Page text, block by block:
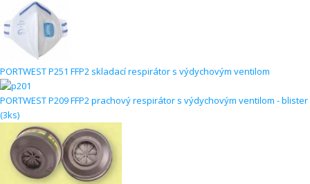
PORTWEST P251 FFP2 skladací respirátor s výdychovým ventilom
PORTWEST P209 FFP2 prachový respirátor s výdychovým ventilom - blister
(3ks)